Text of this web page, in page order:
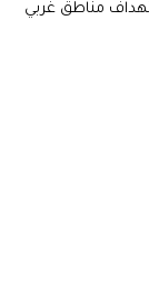
مناطق غربي